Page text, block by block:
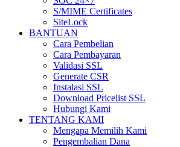
S/MIME Certificates
SiteLock
BANTUAN
Cara Pembelian
Cara Pembayaran
Validasi SSL
Generate CSR
Instalasi SSL
Download Pricelist SSL
Hubungi Kami
TENTANG KAMI
Mengapa Memilih Kami
Pengembalian Dana